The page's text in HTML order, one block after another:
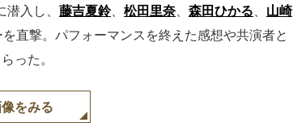
入し、 藤吉夏鈴、 松田里奈、 森田ひかる、 山崎
直撃。パフォーマンスを終えた感想や共演者と
った。
をみる